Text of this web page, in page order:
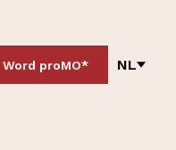
Word proMO* NL